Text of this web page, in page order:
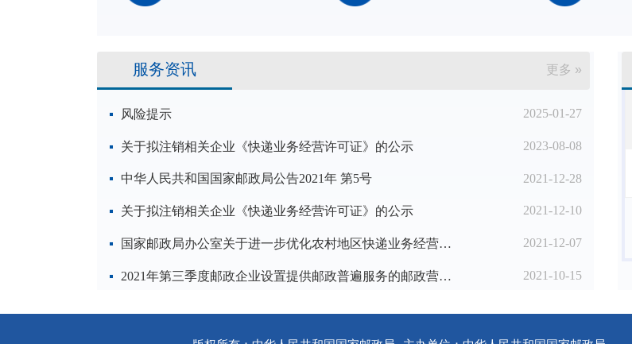
服务资讯 更多 »
风险提示 2025-01-27
关于拟注销相关企业《快递业务经营许可证》的公示 2023-08-08
中华人民共和国国家邮政局公告2021年 第5号 2021-12-28
关于拟注销相关企业《快递业务经营许可证》的公示 2021-12-10
国家邮政局办公室关于进一步优化农村地区快递业务经营许可工作的通知 2021-12-07
2021年第三季度邮政企业设置提供邮政普遍服务的邮政营业场所备案名单 2021-10-15